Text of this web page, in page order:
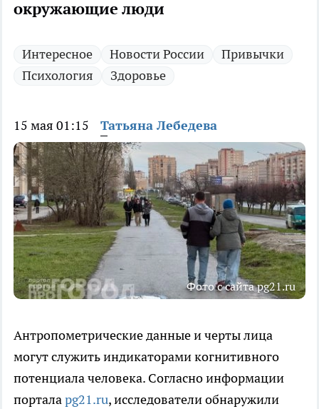
окружающие люди
Интересное Новости России
Привычки
Психология
Здоровье
15 мая 01:15 Татьяна Лебедева
Фото с сайта pg21.ru
Антропометрические данные и черты лица
могут служить индикаторами когнитивного
потенциала человека. Согласно информации
порталаpg21.ru, исследователи обнаружили